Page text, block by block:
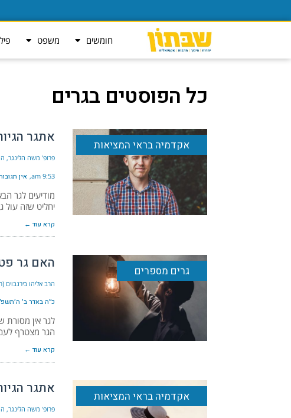
חומשים משפט
כל הפוסטים בגרים
אקדמיה בראי המציאות אתגר
פרופ' משה הלינגר,
9:53 am אין
מודיעים לגר
יחליט שזה עול
קרא עוד ←
גרים מספרים האם גר
הרב אליהו
כ״ה באדר ב׳ ה׳תשפ״ב
לגר אין מסורת
הגר מצטרף
קרא עוד ←
אקדמיה בראי המציאות אתגר
פרופ' משה הלינגר,